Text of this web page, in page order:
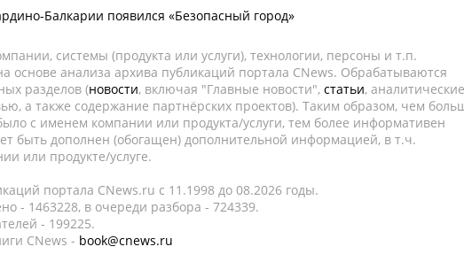
Балкарии появился «Безопасный город»
системы (продукта или услуги), технологии, персоны и т.п.
основе анализа архива публикаций портала CNews. Обрабатываются
разделов (новости, включая "Главные новости", статьи, аналитические
а также содержание партнёрских проектов). Таким образом, чем
с именем компании или продукта/услуги, тем более информативен
быть дополнен (обогащен) дополнительной информацией, в т.ч.
или продукте/услуге.
портала CNews.ru c 11.1998 до 08.2026 годы.
- 1463228, в очереди разбора - 724339.
- 199225.
CNews - book@cnews.ru